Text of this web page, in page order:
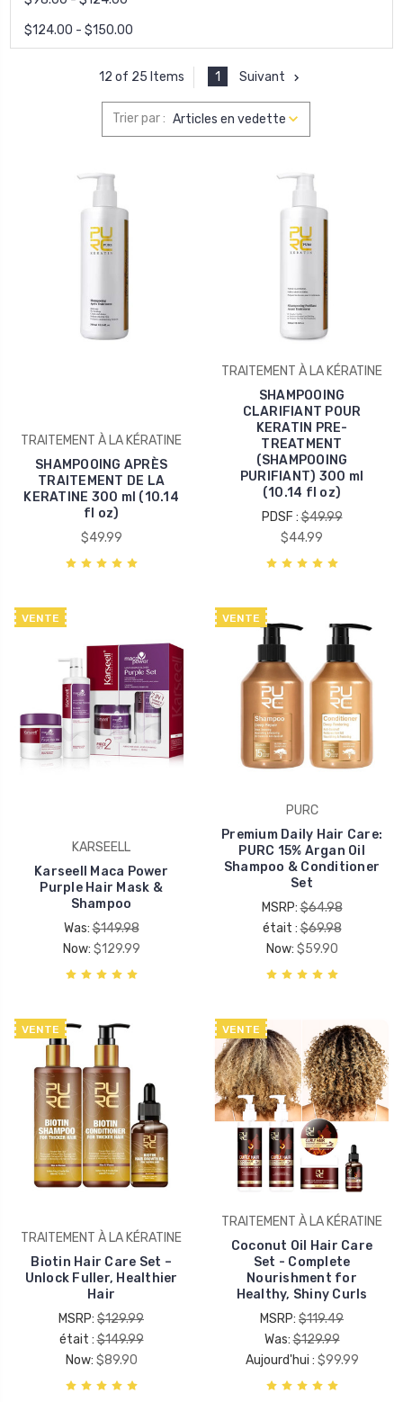
$124.00 - $150.00
12 of 25 Items 1 Suivant
Trier par :
TRAITEMENT À LA KÉRATINE
SHAMPOOING APRÈS
TRAITEMENT DE LA
KERATINE 300 ml (10.14
fl oz)
$49.99
TRAITEMENT À LA KÉRATINE
SHAMPOOING
CLARIFIANT POUR
KERATIN PRE-
TREATMENT
(SHAMPOOING
PURIFIANT) 300 ml
(10.14 fl oz)
PDSF :$49.99
$44.99
VENTE
KARSEELL
Karseell Maca Power
Purple Hair Mask &
Shampoo
Was:$149.98
Now: $129.99
VENTE
PURC
Premium Daily Hair Care:
PURC 15% Argan Oil
Shampoo & Conditioner
Set
MSRP:$64.98
était :$69.98
Now: $59.90
VENTE
TRAITEMENT À LA KÉRATINE
Biotin Hair Care Set –
Unlock Fuller, Healthier
Hair
MSRP: $129.99
était :$149.99
Now: $89.90
VENTE
TRAITEMENT À LA KÉRATINE
Coconut Oil Hair Care
Set - Complete
Nourishment for
Healthy, Shiny Curls
MSRP: $119.49
Was:$129.99
Aujourd'hui : $99.99